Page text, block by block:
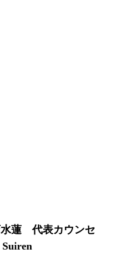
水蓮 代表カウンセ